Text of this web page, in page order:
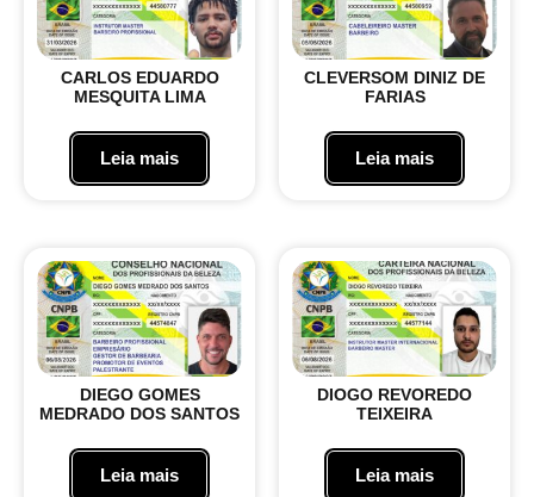
CARLOS EDUARDO
MESQUITA LIMA
Leia mais
CLEVERSOM DINIZ DE
FARIAS
Leia mais
DIEGO GOMES
MEDRADO DOS SANTOS
Leia mais
DIOGO REVOREDO
TEIXEIRA
Leia mais